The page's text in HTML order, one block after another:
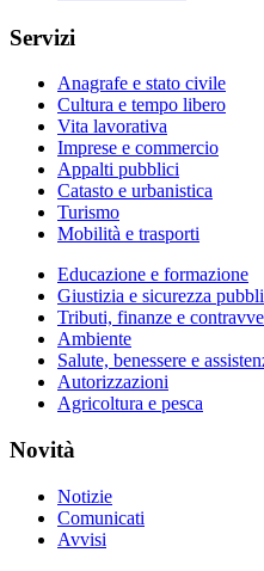
Servizi
Anagrafe e stato civile
Cultura e tempo libero
Vita lavorativa
Imprese e commercio
Appalti pubblici
Catasto e urbanistica
Turismo
Mobilità e trasporti
Educazione e formazione
Giustizia e sicurezza
Tributi, finanze e
Ambiente
Salute, benessere e
Autorizzazioni
Agricoltura e pesca
Novità
Notizie
Comunicati
Avvisi